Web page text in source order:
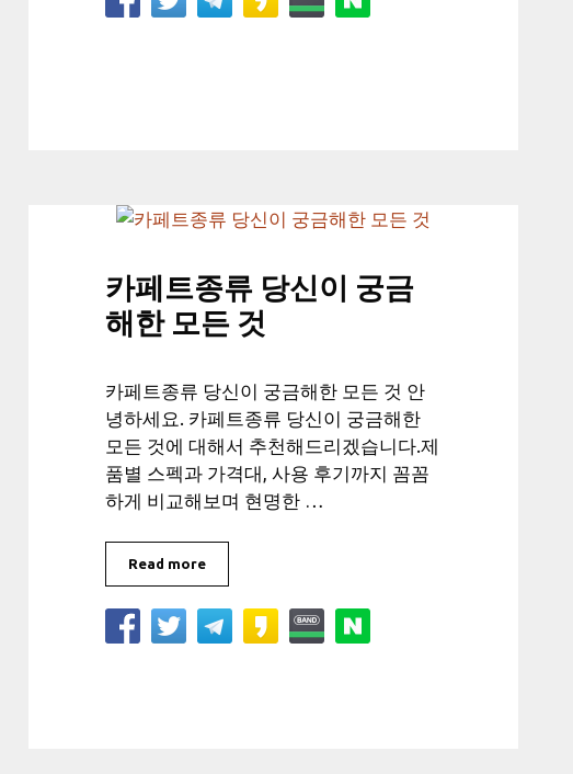
카페트종류 당신이 궁금
해한 모든 것
카페트종류 당신이 궁금해한 모든 것 안
녕하세요. 카페트종류 당신이 궁금해한
모든 것에 대해서 추천해드리겠습니다.제
품별 스펙과 가격대, 사용 후기까지 꼼꼼
하게 비교해보며 현명한 …
Read more